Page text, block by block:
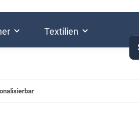
Textilien